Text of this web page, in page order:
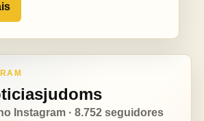
Instagram · 8.752 seguidores